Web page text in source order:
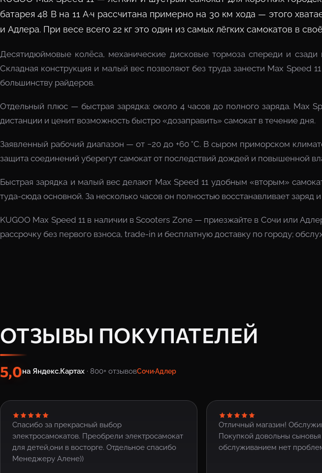
батарея 48 В на 11 А·ч рассчитана примерно на 30 км хода — этого
и Адлера. При весе всего 22 кг это один из самых лёгких самокатов в
Десятидюймовые колёса, механические дисковые тормоза спереди и
Складная конструкция и малый вес позволяют без труда занести Max Speed
большинству райдеров.
Отдельный плюс — быстрая зарядка: около 4 часов до полного заряда. Max
дистанции и ценит возможность быстро «дозаправить» самокат в течение дня.
Заявленный рабочий диапазон — от −20 до +60 °C. В сыром приморском
защита соединений уберегут самокат от последствий дождей и повышенной
Быстрая зарядка и малый вес делают Max Speed 11 удобным «вторым»
туда-сюда основной. За несколько часов он полностью восстанавливает заряд
KUGOO Max Speed 11 в наличии в Scooters Zone — приезжайте в Сочи или
рассрочку без первого взноса, trade-in и бесплатную доставку по городу;
ОТЗЫВЫ ПОКУПАТЕЛЕЙ
5,0на Яндекс.Картах · 800+ отзывовСочи·Адлер
Спасибо за прекрасный выбор
электросамокатов. Преобрели электросамокат
для детей,они в восторге. Отдельное спасибо
Менеджеру Алене))
Отличный магазин!
Покупкой довольны сыновья
обслуживанием нет